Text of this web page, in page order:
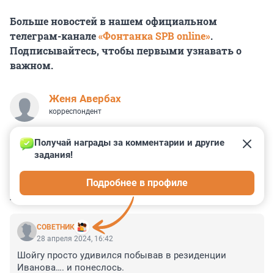
Больше новостей в нашем официальном
телеграм-канале«Фонтанка SPB online».
Подписывайтесь, чтобы первыми узнавать о
важном.
Женя Авербах
корреспондент
КОММЕНТАРИИ 25
СОВЕТНИК
Получай награды за комментарии и другие
задания!
Подробнее в профиле
28 апреля 2024, 16:42
Шойгу просто удивился побывав в резиденции
Иванова…. и понеслось.